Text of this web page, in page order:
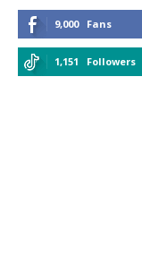
9,000 Fans
1,151 Followers